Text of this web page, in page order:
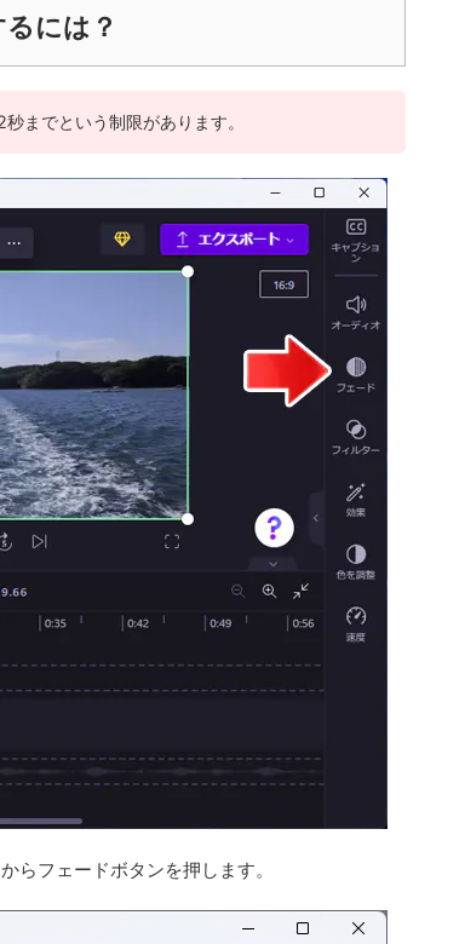
には？
までという制限があります。
らフェードボタンを押します。